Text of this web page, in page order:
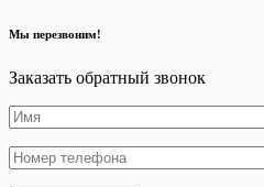
Мы перезвоним!
Заказать обратный звонок